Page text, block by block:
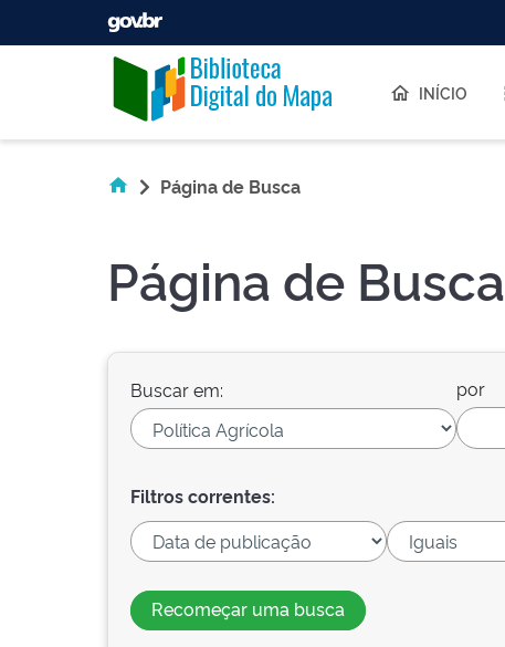
Skip navigation
INÍCIO
Página de Busca
Página de Busca
Buscar em: por
Filtros correntes:
Recomeçar uma busca